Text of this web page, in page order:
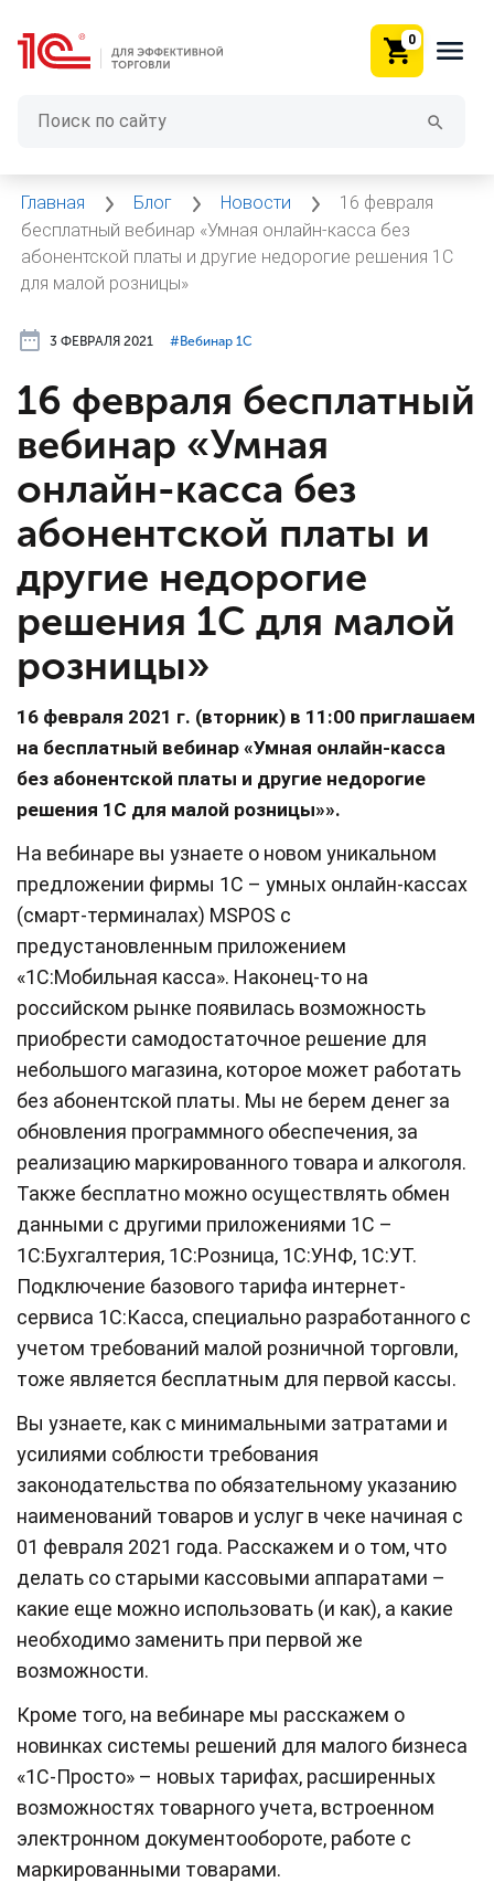
0
Главная Блог Новости
16 февраля
бесплатный вебинар «Умная онлайн-касса без
абонентской платы и другие недорогие решения 1С
для малой розницы»
3 ФЕВРАЛЯ 2021 #⁣Вебинар 1С
16 февраля бесплатный
вебинар «Умная
онлайн-касса без
абонентской платы и
другие недорогие
решения 1С для малой
розницы»
16 февраля 2021 г. (вторник) в 11:00 приглашаем
на бесплатный вебинар «Умная онлайн-касса
без абонентской платы и другие недорогие
решения 1С для малой розницы»».
На вебинаре вы узнаете о новом уникальном
предложении фирмы 1С – умных онлайн-кассах
(смарт-терминалах) MSPOS с
предустановленным приложением
«1С:Мобильная касса». Наконец-то на
российском рынке появилась возможность
приобрести самодостаточное решение для
небольшого магазина, которое может работать
без абонентской платы. Мы не берем денег за
обновления программного обеспечения, за
реализацию маркированного товара и алкоголя.
Также бесплатно можно осуществлять обмен
данными с другими приложениями 1С –
1С:Бухгалтерия, 1С:Розница, 1С:УНФ, 1С:УТ.
Подключение базового тарифа интернет-
сервиса 1С:Касса, специально разработанного с
учетом требований малой розничной торговли,
тоже является бесплатным для первой кассы.
Вы узнаете, как с минимальными затратами и
усилиями соблюсти требования
законодательства по обязательному указанию
наименований товаров и услуг в чеке начиная с
01 февраля 2021 года. Расскажем и о том, что
делать со старыми кассовыми аппаратами –
какие еще можно использовать (и как), а какие
необходимо заменить при первой же
возможности.
Кроме того, на вебинаре мы расскажем о
новинках системы решений для малого бизнеса
«1С-Просто» – новых тарифах, расширенных
возможностях товарного учета, встроенном
электронном документообороте, работе с
маркированными товарами.